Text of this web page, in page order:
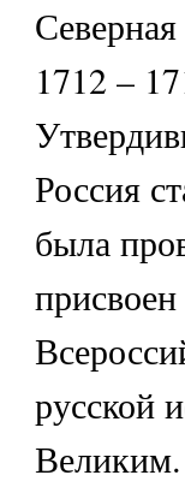
1712 –
Россия
была
русской
Великим.